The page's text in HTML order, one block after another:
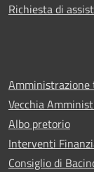
Richiesta di
Vecchia
Albo pretorio
Interventi
Consiglio di